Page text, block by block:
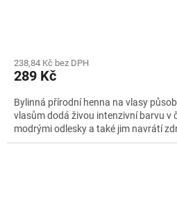
238,84 Kč bez DPH
289 Kč
Bylinná přírodní henna na vlasy
vlasům dodá živou intenzivní barvu v
modrými odlesky a také jim navrátí